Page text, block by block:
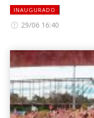
INAUGURADO
29/06 16:40